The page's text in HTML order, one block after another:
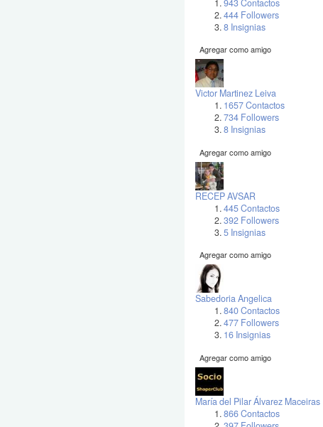
444 Followers
8 Insignias
Agregar como amigo
Victor Martinez Leiva
1657 Contactos
734 Followers
8 Insignias
Agregar como amigo
RECEP AVSAR
445 Contactos
392 Followers
5 Insignias
Agregar como amigo
Sabedoria Angelica
840 Contactos
477 Followers
16 Insignias
Agregar como amigo
María del Pilar Álvarez Maceiras
866 Contactos